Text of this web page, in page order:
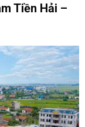
Tiền Hải –